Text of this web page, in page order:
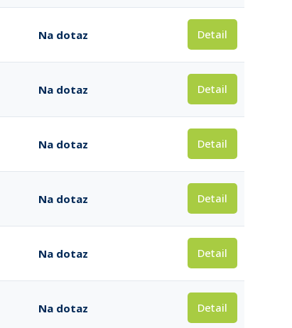
Na dotaz Detail
Na dotaz Detail
Na dotaz Detail
Na dotaz Detail
Na dotaz Detail
Na dotaz Detail